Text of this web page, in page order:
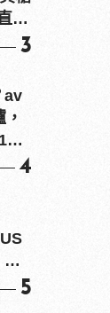
接
3
av
名
4
5